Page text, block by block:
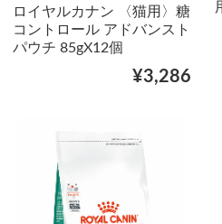
ロイヤルカナン 〈猫用〉糖
コントロール アドバンスト
パウチ 85gX12個
¥3,286